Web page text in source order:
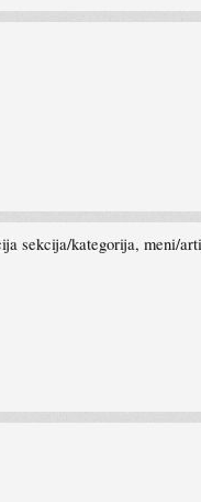
sekcija/kategorija, meni/